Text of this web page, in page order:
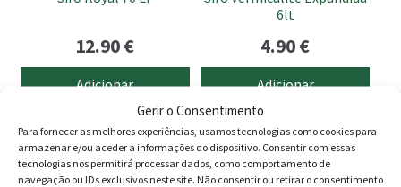
Gerir o Consentimento
Para fornecer as melhores experiências, usamos tecnologias como cookies para
armazenar e/ou aceder a informações do dispositivo. Consentir com essas
tecnologias nos permitirá processar dados, como comportamento de
navegação ou IDs exclusivos neste site. Não consentir ou retirar o consentimento
12.90€
Adicionar
6lt
4.90€
Adicionar
Produtos